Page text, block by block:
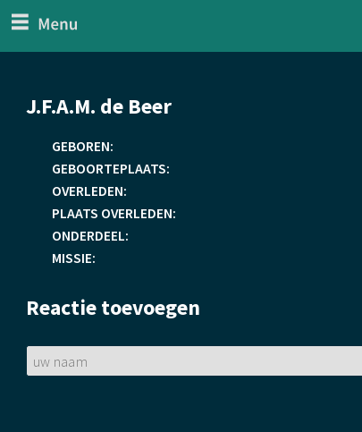
Generaal
J.F.A.M. de Beer
GEBOREN:
GEBOORTEPLAATS:
OVERLEDEN:
PLAATS OVERLEDEN:
ONDERDEEL:
MISSIE:
Reactie toevoegen